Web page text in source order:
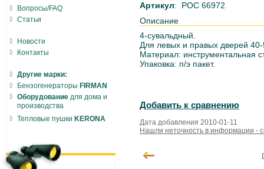
Артикул: РОС 66972
Описание
4-сувальдный.
Для левых и правых дверей
Материал: инструментальная
Упаковка: п/э пакет.
Добавить к сравнению
Дата добавления 2010-01-11
Нашли неточность в информации -
Вопросы/FAQ
Статьи
Новости
Контакты
Другие марки:
Бензогенераторы FIRMAN
Оборудование для дома и
производства
Тепловые пушки KERONA